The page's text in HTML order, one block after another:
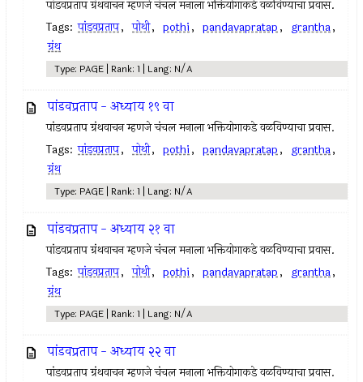
पांडवप्रताप ग्रंथवाचन म्हणजे चंचल मनाला भक्तियोगाकडे वळविण्याचा प्रवास.
Tags: पांडवप्रताप, पोथी, pothi, pandavapratap, grantha,
ग्रंथ
Type: PAGE | Rank: 1 | Lang: N/A
पांडवप्रताप - अध्याय १९ वा
पांडवप्रताप ग्रंथवाचन म्हणजे चंचल मनाला भक्तियोगाकडे वळविण्याचा प्रवास.
Tags: पांडवप्रताप, पोथी, pothi, pandavapratap, grantha,
ग्रंथ
Type: PAGE | Rank: 1 | Lang: N/A
पांडवप्रताप - अध्याय २१ वा
पांडवप्रताप ग्रंथवाचन म्हणजे चंचल मनाला भक्तियोगाकडे वळविण्याचा प्रवास.
Tags: पांडवप्रताप, पोथी, pothi, pandavapratap, grantha,
ग्रंथ
Type: PAGE | Rank: 1 | Lang: N/A
पांडवप्रताप - अध्याय २२ वा
पांडवप्रताप ग्रंथवाचन म्हणजे चंचल मनाला भक्तियोगाकडे वळविण्याचा प्रवास.